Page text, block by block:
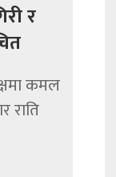
र
कमल
राति